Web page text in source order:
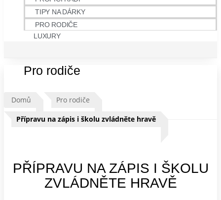
TIPY NA DÁRKY
PRO RODIČE
LUXURY
Pro rodiče
Domů Pro rodiče
Přípravu na zápis i školu zvládněte hravě
PŘÍPRAVU NA ZÁPIS I ŠKOLU
ZVLÁDNĚTE HRAVĚ